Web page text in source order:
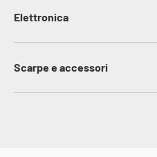
Elettronica
Scarpe e accessori